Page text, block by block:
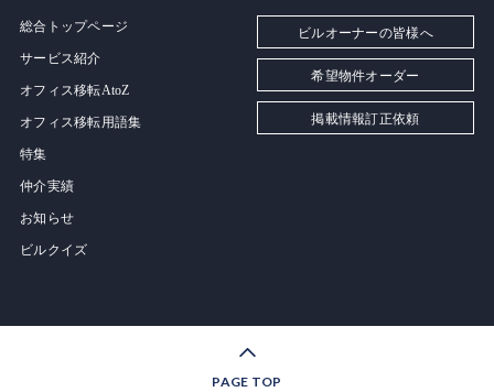
総合トップページ
サービス紹介
オフィス移転AtoZ
オフィス移転用語集
特集
仲介実績
お知らせ
ビルクイズ
ビルオーナーの皆様へ
希望物件オーダー
掲載情報訂正依頼
PAGE TOP